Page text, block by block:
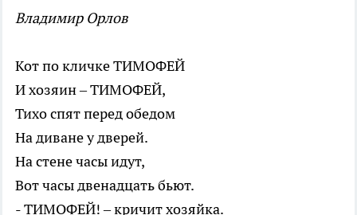
Владимир Орлов
Кот по кличке ТИМОФЕЙ
И хозяин – ТИМОФЕЙ,
Тихо спят перед обедом
На диване у дверей.
На стене часы идут,
Вот часы двенадцать бьют.
- ТИМОФЕЙ! – кричит хозяйка.